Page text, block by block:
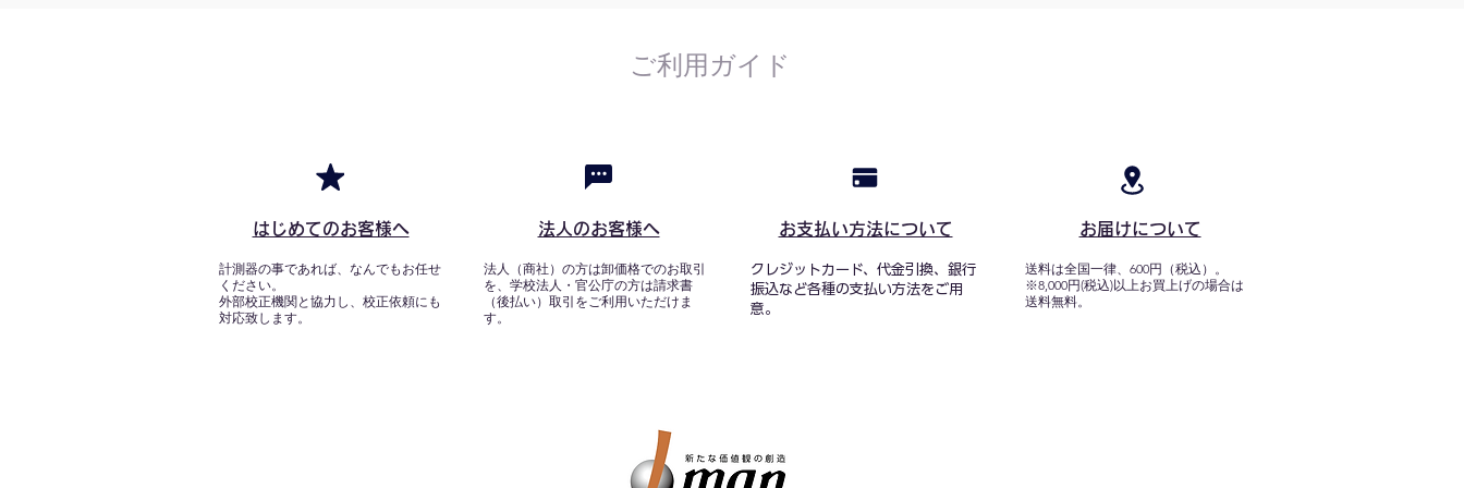
ご利用ガイド
はじめてのお客様へ
計測器の事であれば、なんでもお任せ
ください。
外部校正機関と協力し、校正依頼にも
対応致します。
法人のお客様へ
法人（商社）の方は卸価格でのお取引
を、学校法人・官公庁の方は請求書
（後払い）取引をご利用いただけま
す。
お支払い方法について
クレジットカード、代金引換、銀行
振込など各種の支払い方法をご用
意。
お届けについて
送料は全国一律、600円（税込）。
※8,000円(税込)以上お買上げの場合は
送料無料。